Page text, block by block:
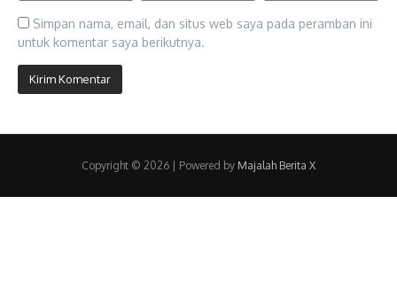
Simpan nama, email, dan situs web saya pada peramban ini
untuk komentar saya berikutnya.
Copyright © 2026 | Powered by Majalah Berita X